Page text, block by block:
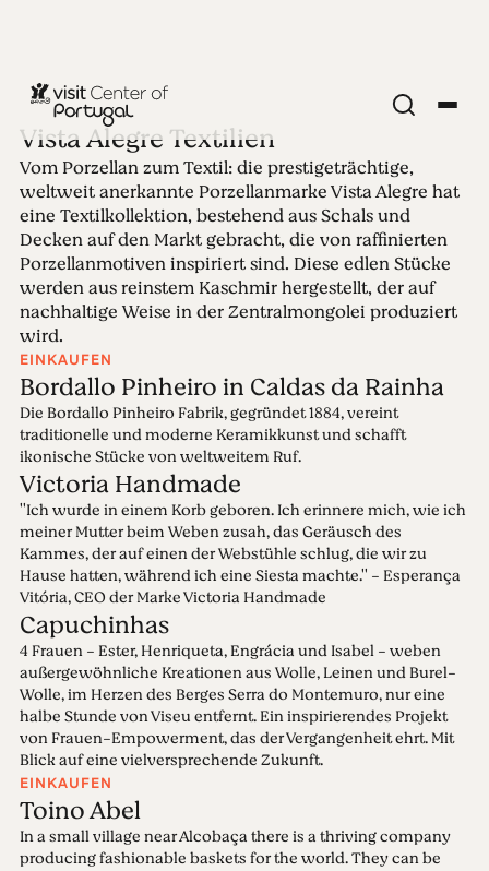
Ausgabe 26 - Vista
Alegre Textilien
23.08.2021 • 29.08.2021
Vista Alegre Textilien
Vom Porzellan zum Textil: die prestigeträchtige,
weltweit anerkannte Porzellanmarke Vista Alegre hat
eine Textilkollektion, bestehend aus Schals und
Decken auf den Markt gebracht, die von raffinierten
Porzellanmotiven inspiriert sind. Diese edlen Stücke
werden aus reinstem Kaschmir hergestellt, der auf
nachhaltige Weise in der Zentralmongolei produziert
wird.
EINKAUFEN
Bordallo Pinheiro in Caldas da Rainha
Die Bordallo Pinheiro Fabrik, gegründet 1884, vereint
traditionelle und moderne Keramikkunst und schafft
ikonische Stücke von weltweitem Ruf.
Victoria Handmade
''Ich wurde in einem Korb geboren. Ich erinnere mich, wie ich
meiner Mutter beim Weben zusah, das Geräusch des
Kammes, der auf einen der Webstühle schlug, die wir zu
Hause hatten, während ich eine Siesta machte.'' - Esperança
Vitória, CEO der Marke Victoria Handmade
Capuchinhas
4 Frauen - Ester, Henriqueta, Engrácia und Isabel - weben
außergewöhnliche Kreationen aus Wolle, Leinen und Burel-
Wolle, im Herzen des Berges Serra do Montemuro, nur eine
halbe Stunde von Viseu entfernt. Ein inspirierendes Projekt
von Frauen-Empowerment, das der Vergangenheit ehrt. Mit
Blick auf eine vielversprechende Zukunft.
EINKAUFEN
Toino Abel
In a small village near Alcobaça there is a thriving company
producing fashionable baskets for the world. They can be